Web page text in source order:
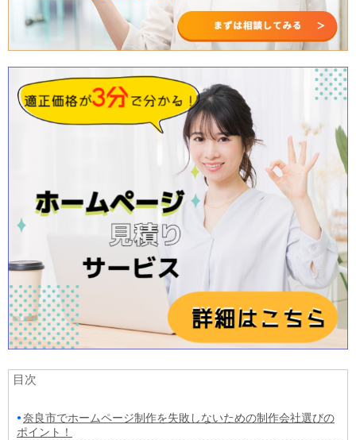
目次
奈良市でホームページ制作を失敗しないための制作会社選びの
ポイント！